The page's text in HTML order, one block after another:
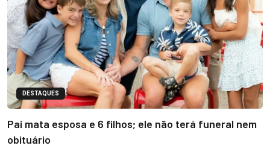
DESTAQUES
Pai mata esposa e 6 filhos; ele não terá funeral nem
obituário